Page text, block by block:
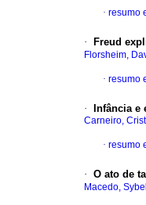
· resumo
· Freud
Florsheim,
· resumo
· Infância e
Carneiro,
· resumo
· O ato de
Macedo,